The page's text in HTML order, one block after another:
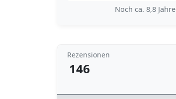
Noch ca. 8,8 Jahre
Rezensionen
146